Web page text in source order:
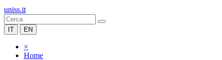
uniss.it
IT EN
×
Home